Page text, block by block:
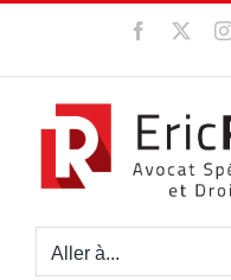
contenu
Facebook
Aller à...